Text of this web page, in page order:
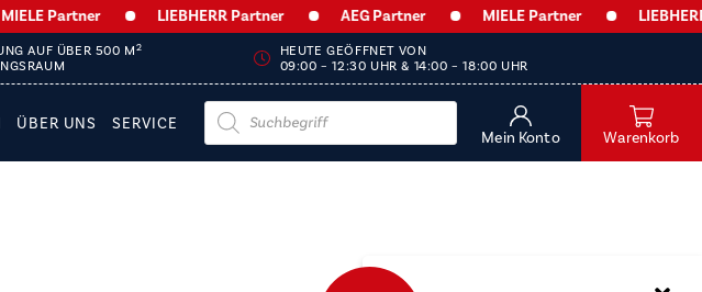
Partner LIEBHERR Partner AEG Partner MIELE Partner LIEBHERR
AUF ÜBER 500 M2
HEUTE GEÖFFNET VON
09:00 – 12:30 UHR & 14:00 – 18:00 UHR
ÜBER UNS SERVICE
Products
search
Mein Konto Warenkorb